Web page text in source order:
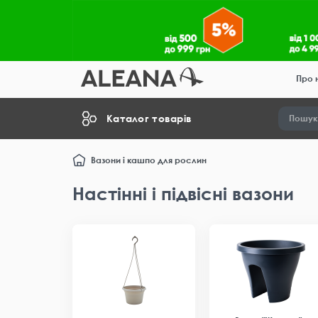
Про
Каталог товарів
Вазони і кашпо для рослин
Настінні і підвісні вазони